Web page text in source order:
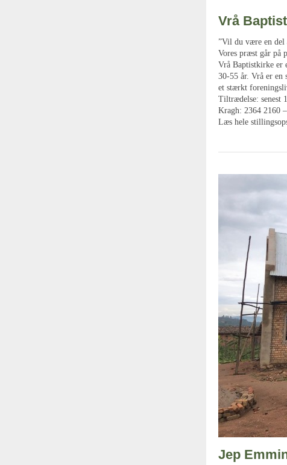
Vrå
”Vil du være en
Vores præst går på
Vrå Baptistkirke er
30-55 år. Vrå er en
et stærkt
Tiltrædelse: senest
Kragh: 2364 2160
Læs hele
Jep